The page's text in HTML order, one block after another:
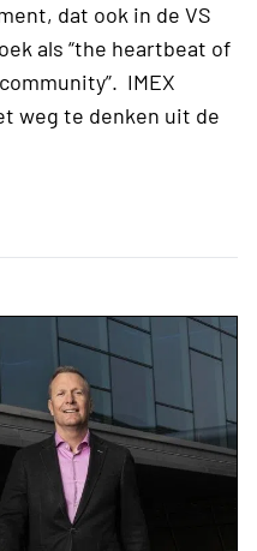
dat ook in de VS
als “the heartbeat of
IMEX
weg te denken uit de